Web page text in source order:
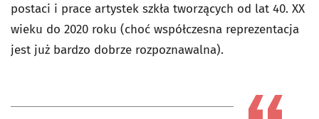
postaci i prace artystek szkła tworzących od lat 40. XX
wieku do 2020 roku (choć współczesna reprezentacja
jest już bardzo dobrze rozpoznawalna).